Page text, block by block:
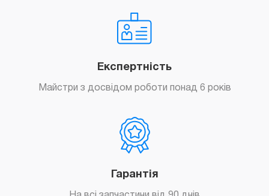
Експертність
Майстри з досвідом роботи понад 6 років
Гарантія